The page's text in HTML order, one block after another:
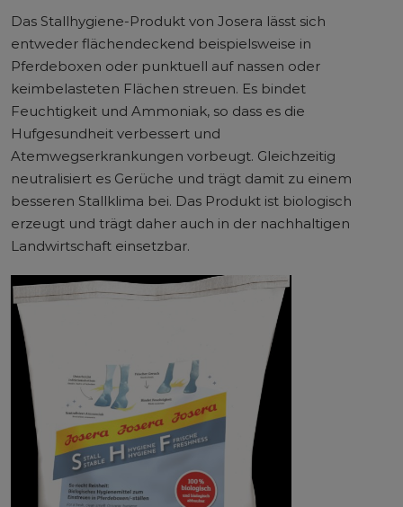
Das Stallhygiene-Produkt von Josera lässt sich
entweder flächendeckend beispielsweise in
Pferdeboxen oder punktuell auf nassen oder
keimbelasteten Flächen streuen. Es bindet
Feuchtigkeit und Ammoniak, so dass es die
Hufgesundheit verbessert und
Atemwegserkrankungen vorbeugt. Gleichzeitig
neutralisiert es Gerüche und trägt damit zu einem
besseren Stallklima bei. Das Produkt ist biologisch
erzeugt und trägt daher auch in der nachhaltigen
Landwirtschaft einsetzbar.